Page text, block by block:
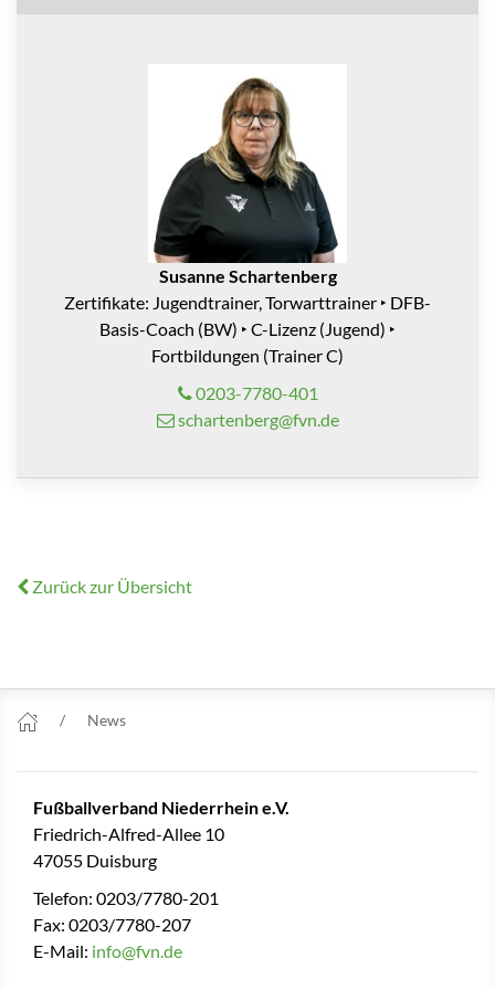
Susanne Schartenberg
Zertifikate: Jugendtrainer, Torwarttrainer ‣ DFB-
Basis-Coach (BW) ‣ C-Lizenz (Jugend) ‣
Fortbildungen (Trainer C)
0203-7780-401
schartenberg@fvn.de
Zurück zur Übersicht
News
Fußballverband Niederrhein e.V.
Friedrich-Alfred-Allee 10
47055 Duisburg
Telefon: 0203/7780-201
Fax: 0203/7780-207
E-Mail: info@fvn.de